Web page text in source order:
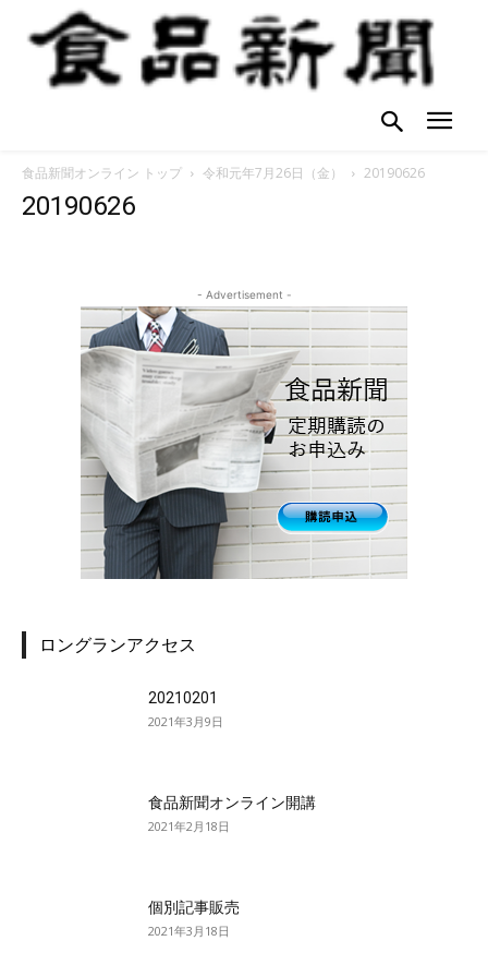
食品新聞オンライン トップ 令和元年7月26日（金） 20190626
20190626
- Advertisement -
ロングランアクセス
20210201
2021年3月9日
食品新聞オンライン開講
2021年2月18日
個別記事販売
2021年3月18日